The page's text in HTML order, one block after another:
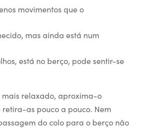
movimentos que o
mas ainda está num
está no berço, pode sentir-se
mais relaxado, aproxima-o
as pouco a pouco. Nem
do colo para o berço não